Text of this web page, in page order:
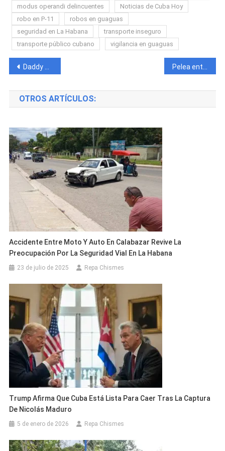
modus operandi delincuentes
Noticias de Cuba Hoy
robo en P-11
robos en guaguas
seguridad en La Habana
transporte inseguro
transporte público cubano
vigilancia en guaguas
Navegación
de
entradas
Daddy Yankee critica duramente al gobierno cubano tras censura de su música
OTROS ARTÍCULOS:
Accidente Entre Moto Y Auto En Calabazar Revive La
Preocupación Por La Seguridad Vial En La Habana
23 de julio de 2025 Repa Chismes
Trump Afirma Que Cuba Está Lista Para Caer Tras La Captura
De Nicolás Maduro
5 de enero de 2026 Repa Chismes